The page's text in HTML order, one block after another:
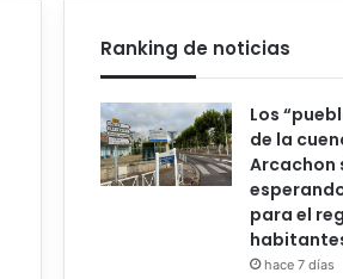
Ranking de noticias
Los
de la
Arcachon
para el
hace 7 días